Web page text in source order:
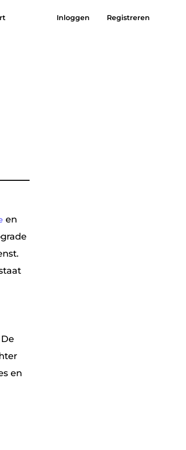
Inloggen Registreren
Download gratis Nu bestellen
en
en